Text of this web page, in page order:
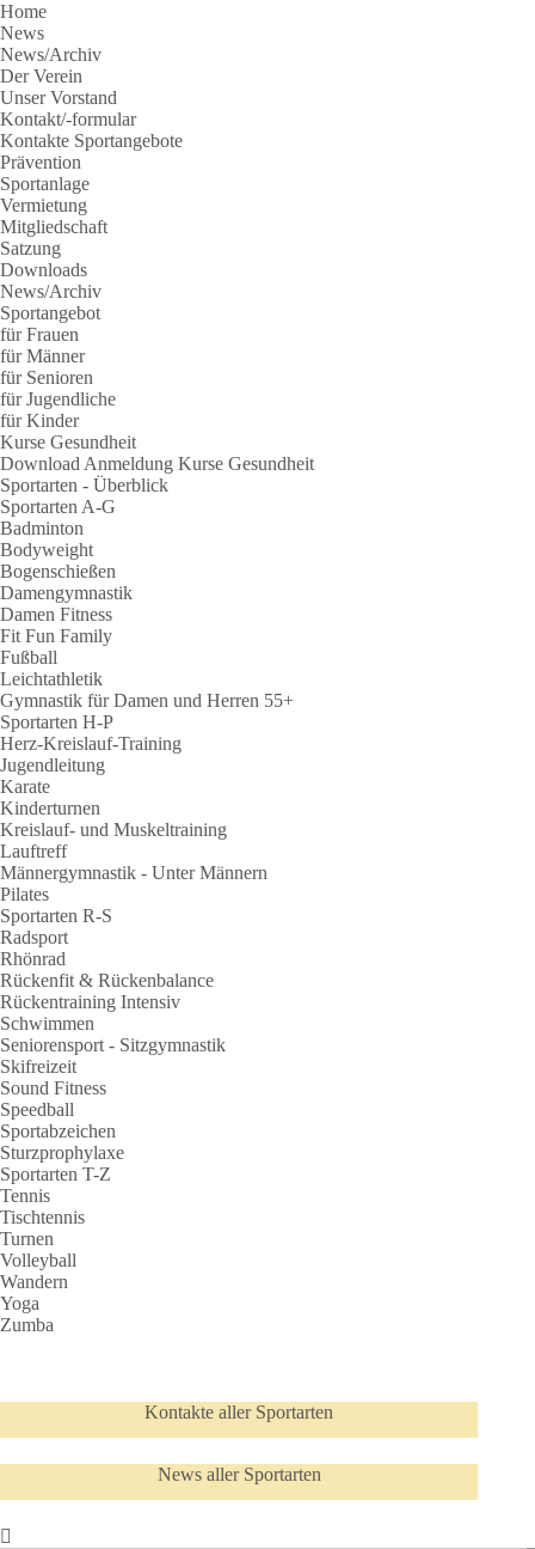
Home
News
News/Archiv
Der Verein
Unser Vorstand
Kontakt/-formular
Kontakte Sportangebote
Prävention
Sportanlage
Vermietung
Mitgliedschaft
Satzung
Downloads
News/Archiv
Sportangebot
für Frauen
für Männer
für Senioren
für Jugendliche
für Kinder
Kurse Gesundheit
Download Anmeldung Kurse Gesundheit
Sportarten - Überblick
Sportarten A-G
Badminton
Bodyweight
Bogenschießen
Damengymnastik
Damen Fitness
Fit Fun Family
Fußball
Leichtathletik
Gymnastik für Damen und Herren 55+
Sportarten H-P
Herz-Kreislauf-Training
Jugendleitung
Karate
Kinderturnen
Kreislauf- und Muskeltraining
Lauftreff
Männergymnastik - Unter Männern
Pilates
Sportarten R-S
Radsport
Rhönrad
Rückenfit & Rückenbalance
Rückentraining Intensiv
Schwimmen
Seniorensport - Sitzgymnastik
Skifreizeit
Sound Fitness
Speedball
Sportabzeichen
Sturzprophylaxe
Sportarten T-Z
Tennis
Tischtennis
Turnen
Volleyball
Wandern
Yoga
Zumba
Kontakte aller Sportarten
News aller Sportarten